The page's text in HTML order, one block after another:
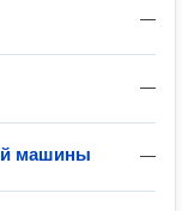
—
—
—
машины